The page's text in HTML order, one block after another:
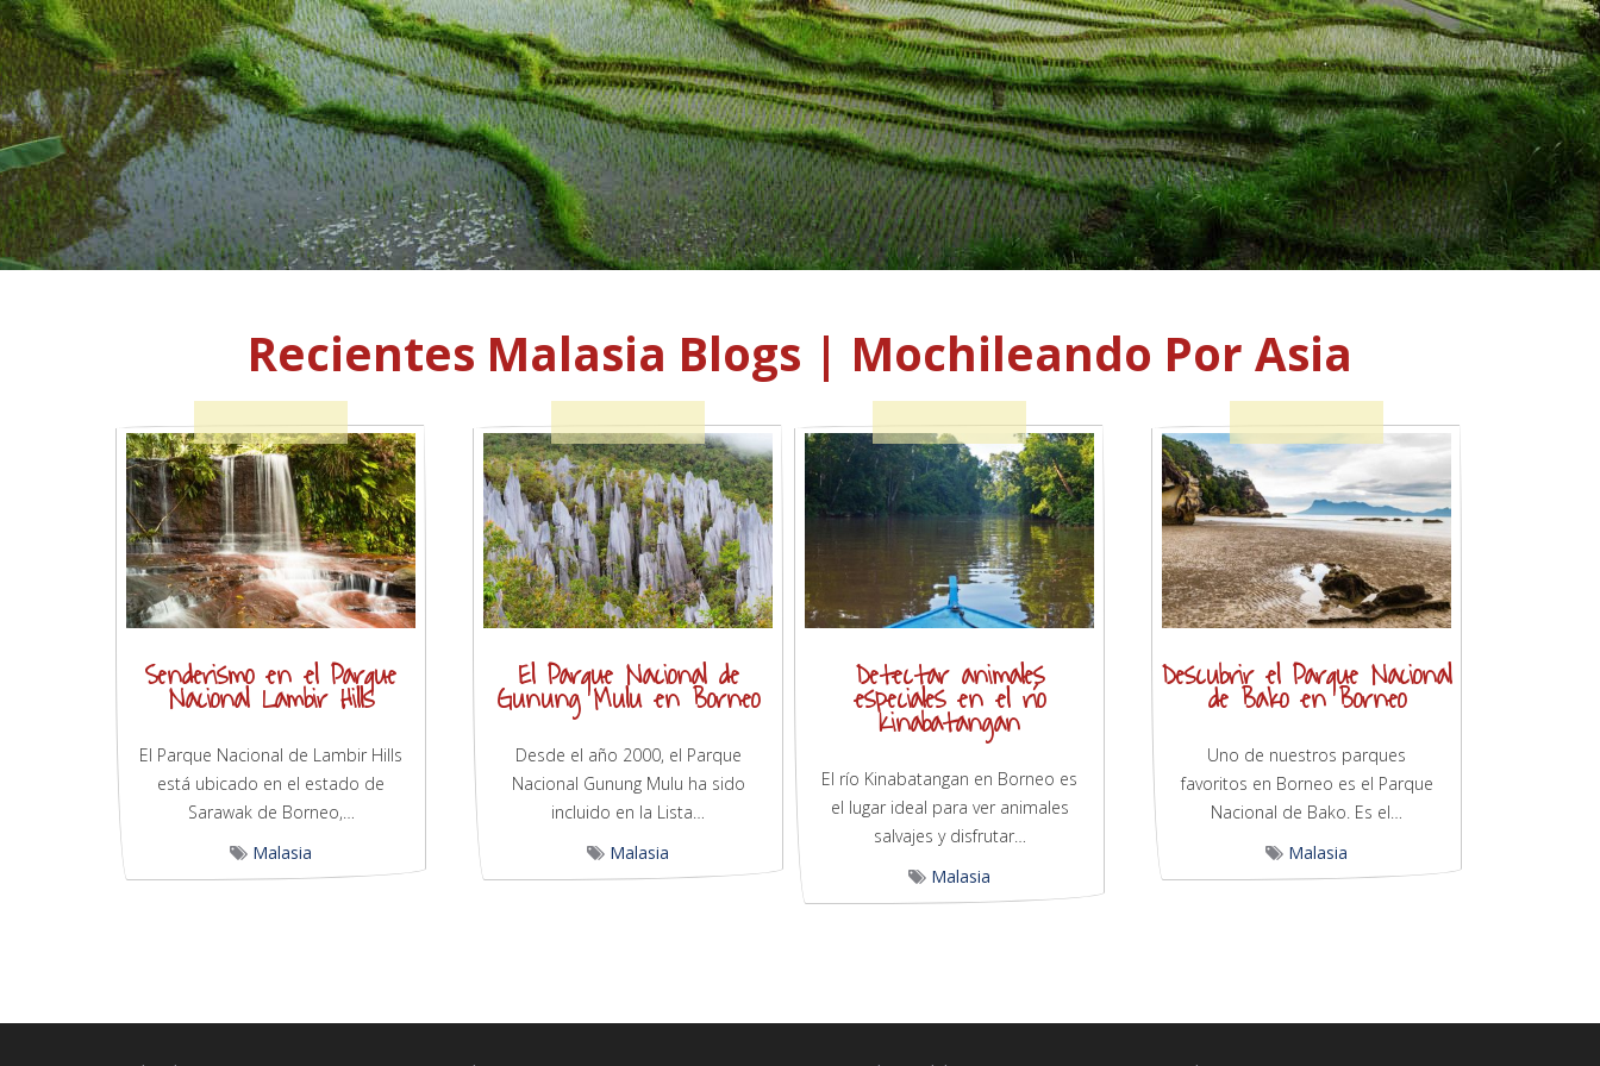
Recientes Malasia Blogs | Mochileando Por Asia
Senderismo en el Parque
Nacional Lambir Hills
El Parque Nacional de Lambir Hills
está ubicado en el estado de
Sarawak de Borneo,…
Malasia
El Parque Nacional de
Gunung Mulu en Borneo
Desde el año 2000, el Parque
Nacional Gunung Mulu ha sido
incluido en la Lista…
Malasia
Detectar animales
especiales en el río
Kinabatangan
El río Kinabatangan en Borneo es
el lugar ideal para ver animales
salvajes y disfrutar…
Malasia
Descubrir el Parque Nacional
de Bako en Borneo
Uno de nuestros parques
favoritos en Borneo es el Parque
Nacional de Bako. Es el…
Malasia